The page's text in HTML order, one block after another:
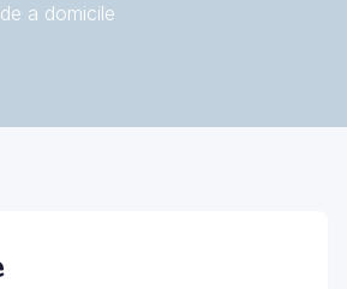
a domicile